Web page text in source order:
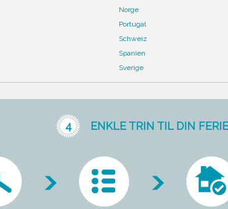
Norge
Portugal
Schweiz
Spanien
Sverige
4 ENKLE TRIN TIL DIN